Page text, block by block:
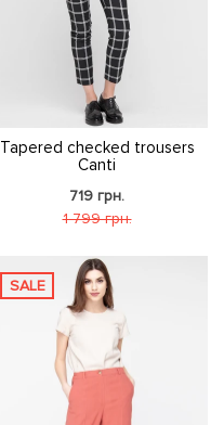
Tapered checked trousers
Сanti
719 грн.
1 799 грн.
SALE